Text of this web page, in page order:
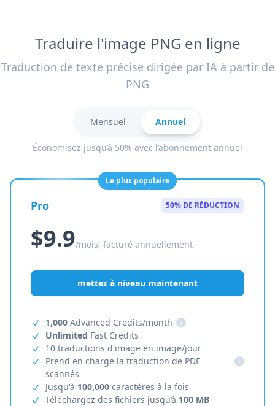
Traduire l'image PNG en ligne
Traduction de texte précise dirigée par IA à partir de
PNG
Mensuel Annuel
Économisez jusqu’à 50% avec l’abonnement annuel
Le plus populaire
Pro 50% DE RÉDUCTION
$9.9/mois, facturé annuellement
mettez à niveau maintenant
1,000 Advanced Credits/month
i
Unlimited Fast Credits
10 traductions d'image en image/jour
Prend en charge la traduction de PDF
scannés
i
Jusqu'à 100,000 caractères à la fois
Téléchargez des fichiers jusqu’à 100 MB